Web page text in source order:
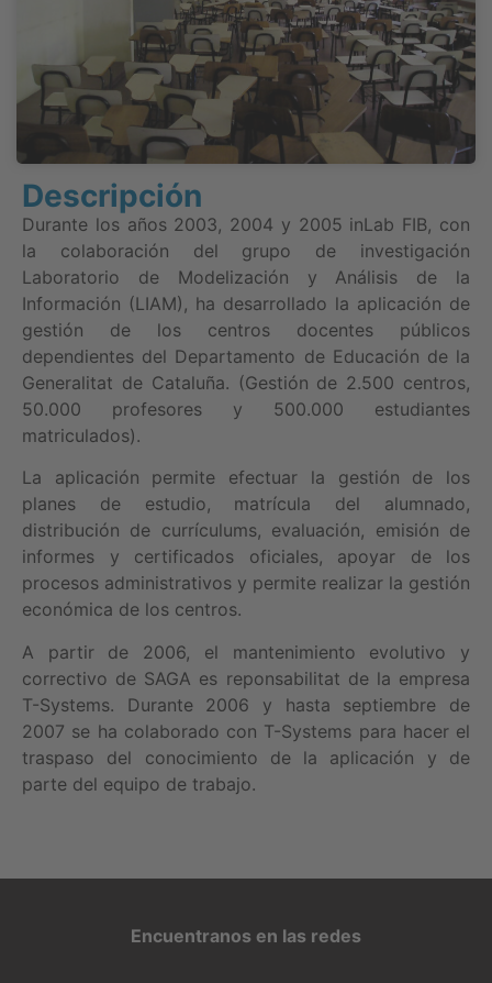
Descripción
Durante los años 2003, 2004 y 2005 inLab FIB, con
la colaboración del grupo de investigación
Laboratorio de Modelización y Análisis de la
Información (LIAM), ha desarrollado la aplicación de
gestión de los centros docentes públicos
dependientes del Departamento de Educación de la
Generalitat de Cataluña. (Gestión de 2.500 centros,
50.000 profesores y 500.000 estudiantes
matriculados).
La aplicación permite efectuar la gestión de los
planes de estudio, matrícula del alumnado,
distribución de currículums, evaluación, emisión de
informes y certificados oficiales, apoyar de los
procesos administrativos y permite realizar la gestión
económica de los centros.
A partir de 2006, el mantenimiento evolutivo y
correctivo de SAGA es reponsabilitat de la empresa
T-Systems. Durante 2006 y hasta septiembre de
2007 se ha colaborado con T-Systems para hacer el
traspaso del conocimiento de la aplicación y de
parte del equipo de trabajo.
Encuentranos en las redes